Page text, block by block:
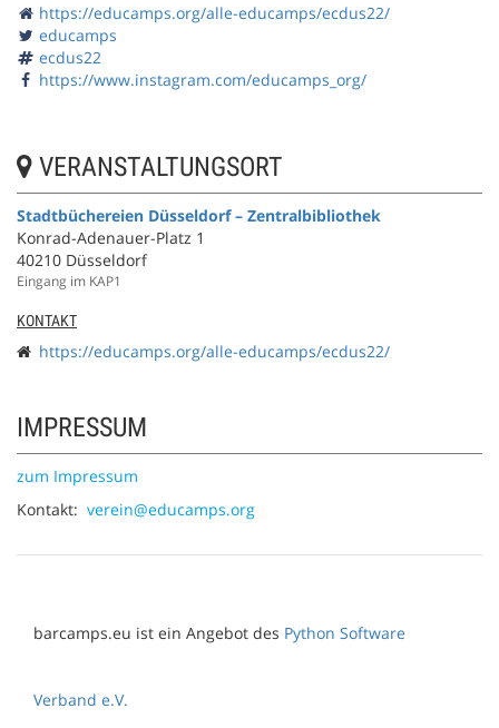
https://educamps.org/alle-educamps/ecdus22/
educamps
ecdus22
https://www.instagram.com/educamps_org/
VERANSTALTUNGSORT
Stadtbüchereien Düsseldorf – Zentralbibliothek
Konrad-Adenauer-Platz 1
40210 Düsseldorf
Eingang im KAP1
KONTAKT
https://educamps.org/alle-educamps/ecdus22/
IMPRESSUM
zum Impressum
Kontakt: verein@educamps.org
barcamps.eu ist ein Angebot des Python Software
Verband e.V.